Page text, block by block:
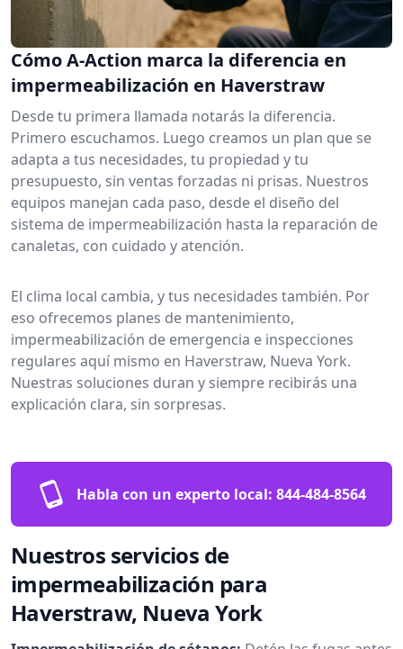
Cómo A-Action marca la diferencia en
impermeabilización en Haverstraw
Desde tu primera llamada notarás la diferencia.
Primero escuchamos. Luego creamos un plan que se
adapta a tus necesidades, tu propiedad y tu
presupuesto, sin ventas forzadas ni prisas. Nuestros
equipos manejan cada paso, desde el diseño del
sistema de impermeabilización hasta la reparación de
canaletas, con cuidado y atención.
El clima local cambia, y tus necesidades también. Por
eso ofrecemos planes de mantenimiento,
impermeabilización de emergencia e inspecciones
regulares aquí mismo en Haverstraw, Nueva York.
Nuestras soluciones duran y siempre recibirás una
explicación clara, sin sorpresas.
Habla con un experto local: 844-484-8564
Nuestros servicios de
impermeabilización para
Haverstraw, Nueva York